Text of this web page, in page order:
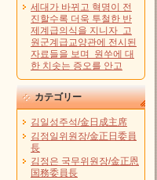
세대가 바뀌고 혁명이 전
진할수록 더욱 투철한 반
제계급의식을 지니자 고
원군계급교양관에 전시된
자료들을 보며 원쑤에 대
한 치솟는 증오를 안고
カテゴリー
김일성주석/金日成主席
김정일위원장/金正日委員
長
김정은 국무위원장/金正恩
国務委員長